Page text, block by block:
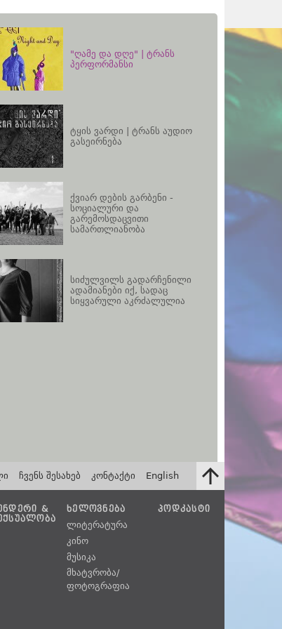
"ღამე და დღე" | ტრანს
პერფორმანსი
ტყის ვარდი | ტრანს აუდიო
გასეირნება
ქვიარ დების გარბენი -
სოციალური და
გარემოსდაცვითი
სამართლიანობა
სიძულვილს გადარჩენილი
ადამიანები იქ, სადაც
სიყვარული აკრძალულია
ჩვენს შესახებ კონტაქტი English
&
ᲮᲔᲚᲝᲕᲜᲔᲑᲐ
ლიტერატურა
კინო
მუსიკა
მხატვრობა/
ფოტოგრაფია
ᲞᲝᲓᲙᲐᲡᲢᲘ